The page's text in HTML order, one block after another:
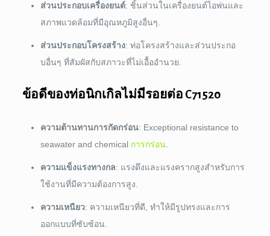
ส่วนประกอบเครื่องยนต์: ชิ้นส่วนในเครื่องยนต์ไอพ่นและ
สภาพแวดล้อมที่มีอุณหภูมิสูงอื่นๆ.
ส่วนประกอบโครงสร้าง: ท่อโครงสร้างและส่วนประกอ
บอื่นๆ ที่สัมผัสกับสภาวะที่ไม่เอื้ออำนวย.
ข้อดีของท่อนิกเกิลไม่มีรอยต่อ C71520
ความต้านทานการกัดกร่อน: Exceptional resistance to
seawater and chemical การกร่อน.
ความแข็งแรงทางกล: แรงดึงและแรงครากสูงสำหรับการ
ใช้งานที่มีความต้องการสูง.
ความเหนียว: ความเหนียวที่ดี, ทำให้มีรูปทรงและการ
ออกแบบที่ซับซ้อน.